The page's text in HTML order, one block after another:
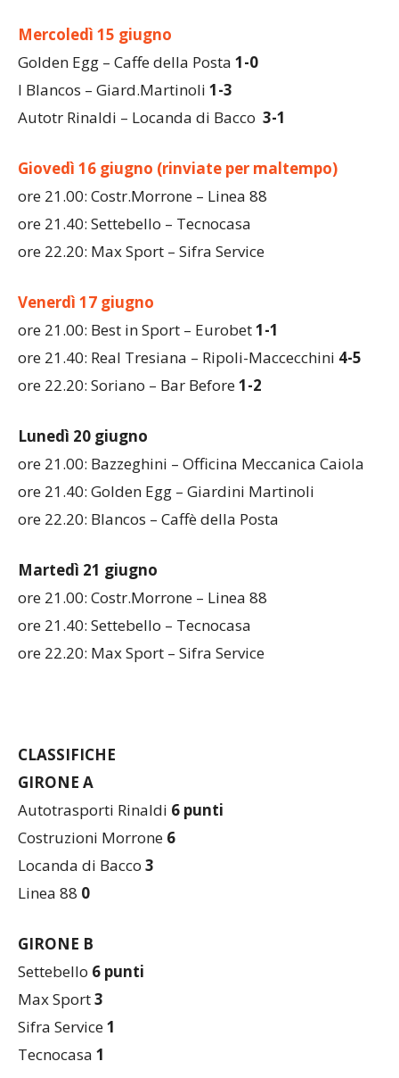
Mercoledì 15 giugno
Golden Egg – Caffe della Posta
I Blancos – Giard.Martinoli 1-3
Giovedì 16 giugno (rinviate per maltempo)
ore 21.00: Costr.Morrone – Linea 88
ore 21.40: Settebello – Tecnocasa
Venerdì 17 giugno
ore 21.00: Best in Sport – Eurobet1-1
ore 21.40: Real Tresiana – Ripoli-Maccecchini
Lunedì 20 giugno
ore 21.00: Bazzeghini – Officina Meccanica Caiola
ore 21.40: Golden Egg – Giardini Martinoli
Martedì 21 giugno
ore 21.00: Costr.Morrone – Linea 88
ore 21.40: Settebello – Tecnocasa
CLASSIFICHE
GIRONE A
Autotrasporti Rinaldi6 punti
Costruzioni Morrone
Locanda di Bacco
GIRONE B
Settebello6 punti
Max Sport3
Sifra Service